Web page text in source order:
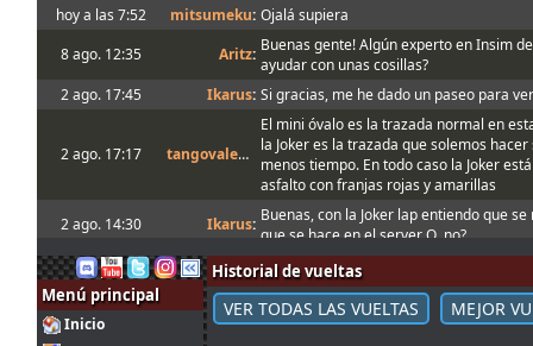
hoy a las 7:52 mitsumeku: Ojalá supiera
8 ago. 12:35
Aritz: Buenas gente! Algún experto en Insim
ayudar con unas cosillas?
2 ago. 17:45
Ikarus: Si gracias, me he dado un paseo para
2 ago. 17:17 tangovalens
El mini óvalo es la trazada normal en
la Joker es la trazada que solemos
menos tiempo. En todo caso la Joker
asfalto con franjas rojas y amarillas
2 ago. 14:30
Ikarus: Buenas, con la Joker lap entiendo que
que se hace en el server Q, no?
1 ago. 18:19
menjacocs:
1 ago. 7:07
tangovalens :"A fondo o a casa"
31 jul. 14:13
johneysvk: Spambot in forum
Menú principal
Inicio
Historial de vueltas
VER TODAS LAS VUELTAS MEJOR